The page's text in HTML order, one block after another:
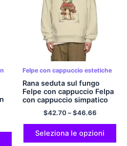
Felpe con cappuccio estetiche
Rana seduta sul fungo
Felpe con cappuccio Felpa
con cappuccio simpatico
cartone animato
$42.70–$46.66
Seleziona le opzioni